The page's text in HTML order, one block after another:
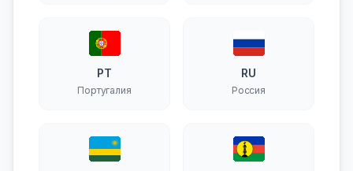
PT
Португалия
RU
Россия